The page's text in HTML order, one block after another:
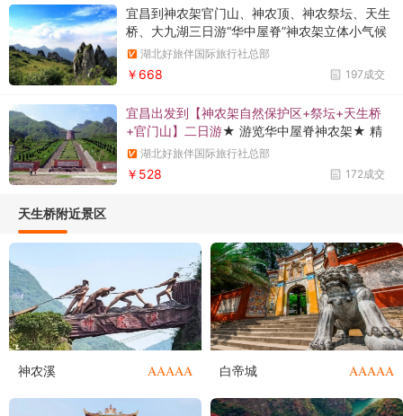
宜昌到神农架官门山、神农顶、神农祭坛、天生
桥、大九湖三日游“华中屋脊”神农架立体小气候
明显，“东边日出西边雨”的现象常有发生。其气
候时空变化较大，有“六月雪，十月霜，一日有
四季”之说。优美的绝世风景，而古老的野人传
神
湖北好旅伴国际旅行社总部
197成交
￥668
宜昌出发到【神农架自然保护区+祭坛+天生桥
+官门山】二日游★ 游览华中屋脊神农架★ 精
彩景点不落下★ 宜昌东站往返接送，舒适快
捷、开心出游
湖北好旅伴国际旅行社总部
172成交
￥528
天生桥附近景区
神农溪 AAAAA 白帝城 AAAAA